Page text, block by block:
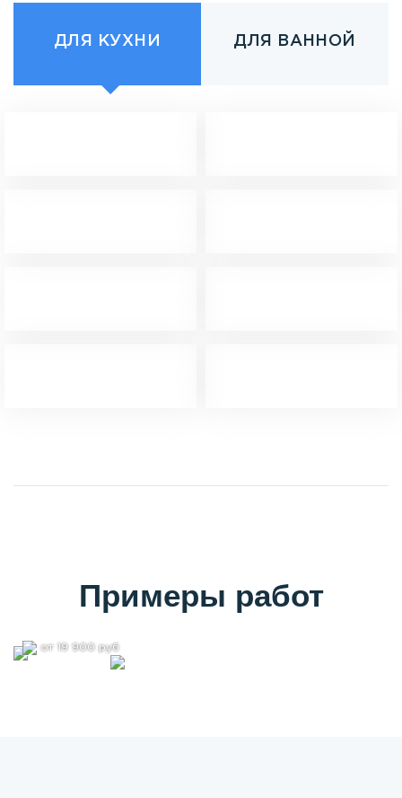
ДЛЯ КУХНИ ДЛЯ ВАННОЙ
Примеры работ
от 19 900 руб